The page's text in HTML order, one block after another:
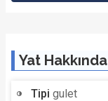
Yat Hakkında
Tipi gulet